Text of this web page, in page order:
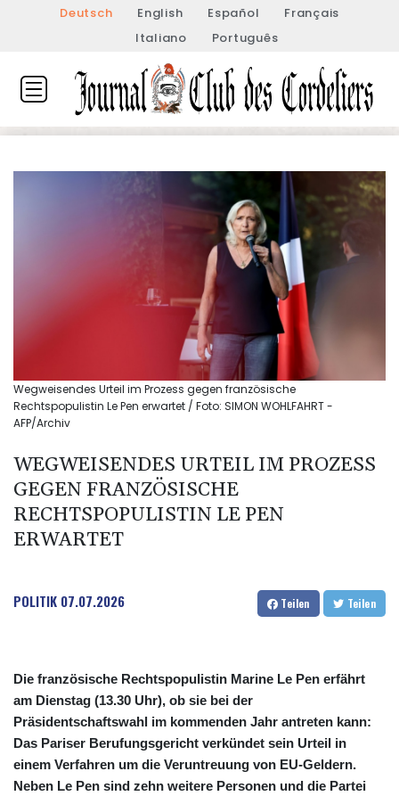
Deutsch English Español
Français
Italiano
Português
Wegweisendes Urteil im Prozess gegen französische
Rechtspopulistin Le Pen erwartet / Foto: SIMON WOHLFAHRT -
AFP/Archiv
WEGWEISENDES URTEIL IM PROZESS
GEGEN FRANZÖSISCHE
RECHTSPOPULISTIN LE PEN
ERWARTET
POLITIK 07.07.2026 Teilen Teilen
Die französische Rechtspopulistin Marine Le Pen erfährt
am Dienstag (13.30 Uhr), ob sie bei der
Präsidentschaftswahl im kommenden Jahr antreten kann:
Das Pariser Berufungsgericht verkündet sein Urteil in
einem Verfahren um die Veruntreuung von EU-Geldern.
Neben Le Pen sind zehn weitere Personen und die Partei